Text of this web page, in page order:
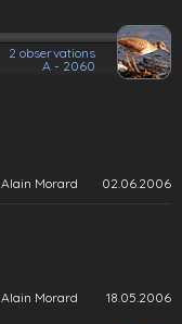
2 observations
A - 2060
Alain Morard 02.06.2006
Alain Morard 18.05.2006